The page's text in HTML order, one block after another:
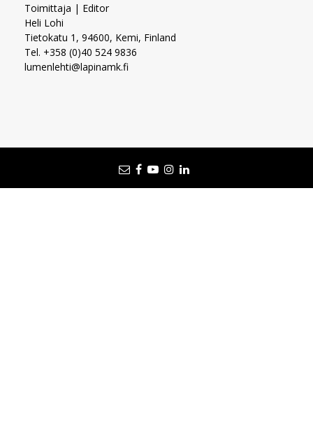
Toimittaja | Editor
Heli Lohi
Tietokatu 1, 94600, Kemi, Finland
Tel. +358 (0)40 524 9836
lumenlehti@lapinamk.fi